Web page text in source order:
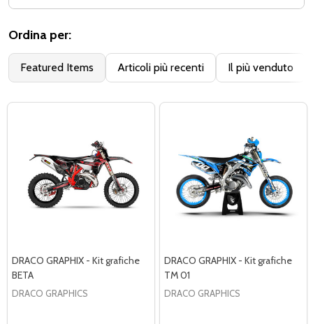
Ordina per:
Featured Items Articoli più recenti Il più venduto
DRACO GRAPHIX - Kit grafiche
BETA
DRACO GRAPHICS
DRACO GRAPHIX - Kit grafiche
TM 01
DRACO GRAPHICS